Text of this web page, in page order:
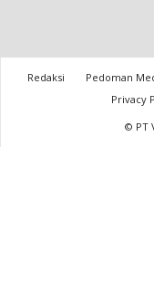
Redaksi Pedoman
Privacy
© PT